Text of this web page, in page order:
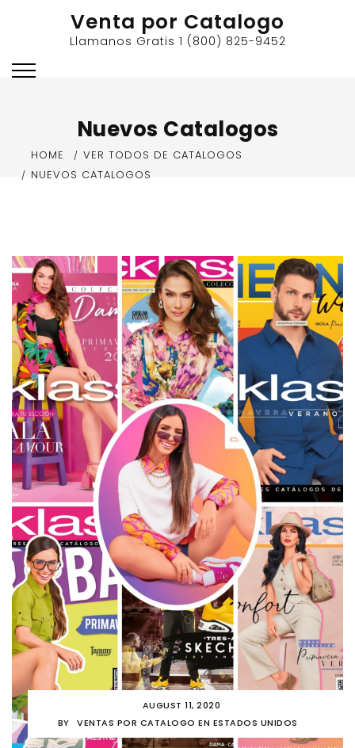
Venta por Catalogo
Llamanos Gratis 1 (800) 825-9452
Nuevos Catalogos
HOME
VER TODOS DE CATALOGOS
NUEVOS CATALOGOS
AUGUST 11, 2020
BY
VENTAS POR CATALOGO EN ESTADOS UNIDOS